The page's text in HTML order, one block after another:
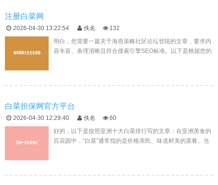
注册白菜网
2026-04-30 13:22:54 佚名
132
明白，您需要一篇关于海燕策略社区论坛登陆的文章，要求内
容丰富、条理清晰且符合搜索引擎SEO标准。以下是根据您的
白菜担保网官方平台
2026-04-30 12:29:40 佚名
60
好的，以下是按照亚洲十大白菜排行写的文章：在亚洲美食的
百花园中，“白菜”通常指的是价格亲民、味道鲜美的菜肴。当